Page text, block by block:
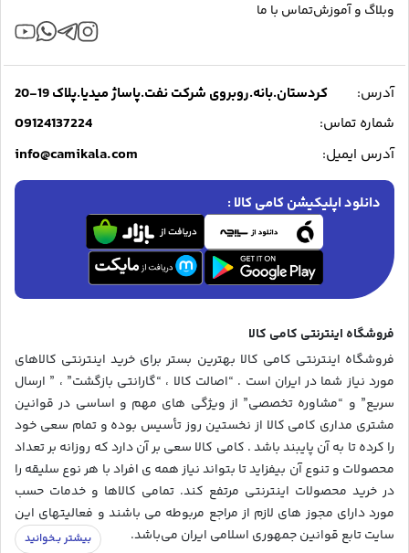
وبلاگ و آموزشتماس با ما
آدرس:
کردستان.بانه.روبروی شرکت نفت.پاساژ میدیا.پلاک 19-20
شماره تماس:
09124137224
آدرس ایمیل: info@camikala.com
دانلود اپلیکیشن کامی کالا :
فروشگاه اینترنتی کامی کالا
فروشگاه اینترنتی کامی کالا بهترین بستر برای خرید اینترنتی کالاهای
مورد نیاز شما در ایران است . “اصالت کالا ، “گارانتی بازگشت” ، ” ارسال
سریع” و “مشاوره تخصصی” از ویژگی های مهم و اساسی در قوانین
مشتری مداری کامی کالا از نخستین روز تأسیس بوده و تمام سعی خود
را کرده تا به آن پایبند باشد . کامی کالا سعی بر آن دارد که روزانه بر تعداد
محصولات و تنوع آن بیفزاید تا بتواند نیاز همه ی افراد با هر نوع سلیقه را
در خرید محصولات اینترنتی مرتفع کند. تمامی کالاها و خدمات حسب
مورد دارای مجوز های لازم از مراجع مربوطه می باشند و فعالیتهای این
سایت تابع قوانین جمهوری اسلامی ایران می‌باشد.